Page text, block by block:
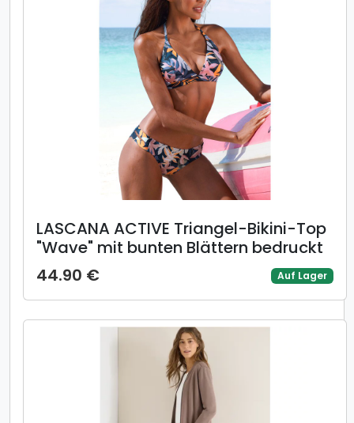
LASCANA ACTIVE Triangel-Bikini-Top
"Wave" mit bunten Blättern bedruckt
44.90 €
Auf Lager